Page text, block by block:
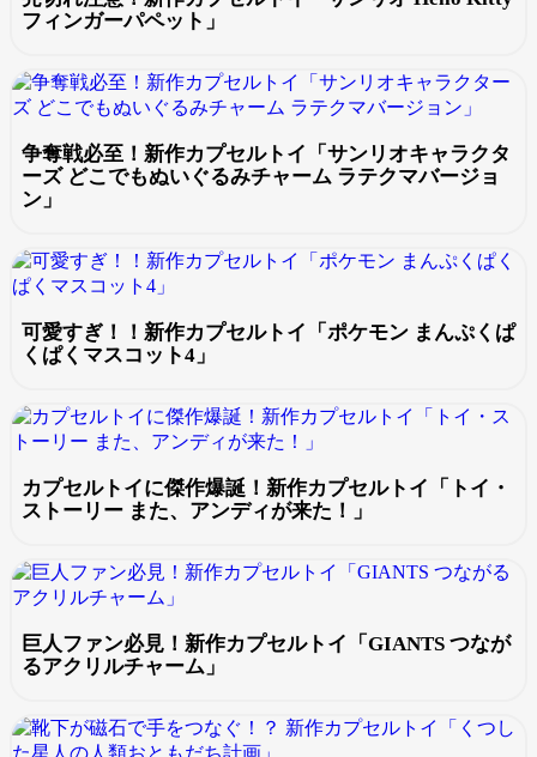
フィンガーパペット」
争奪戦必至！新作カプセルトイ「サンリオキャラクタ
ーズ どこでもぬいぐるみチャーム ラテクマバージョ
ン」
可愛すぎ！！新作カプセルトイ「ポケモン まんぷくぱ
くぱくマスコット4」
カプセルトイに傑作爆誕！新作カプセルトイ「トイ・
ストーリー また、アンディが来た！」
巨人ファン必見！新作カプセルトイ「GIANTS つなが
るアクリルチャーム」